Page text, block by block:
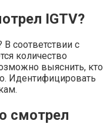
IGTV?
В соответствии с
количество
выяснить, кто
Идентифицировать
смотрел